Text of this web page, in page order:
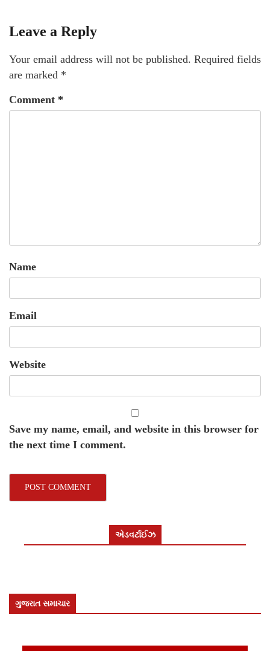
Leave a Reply
Your email address will not be published. Required fields
are marked *
Comment *
Name
Email
Website
Save my name, email, and website in this browser for
the next time I comment.
એડવર્ટાઈઝ
ગુજરાત સમાચાર